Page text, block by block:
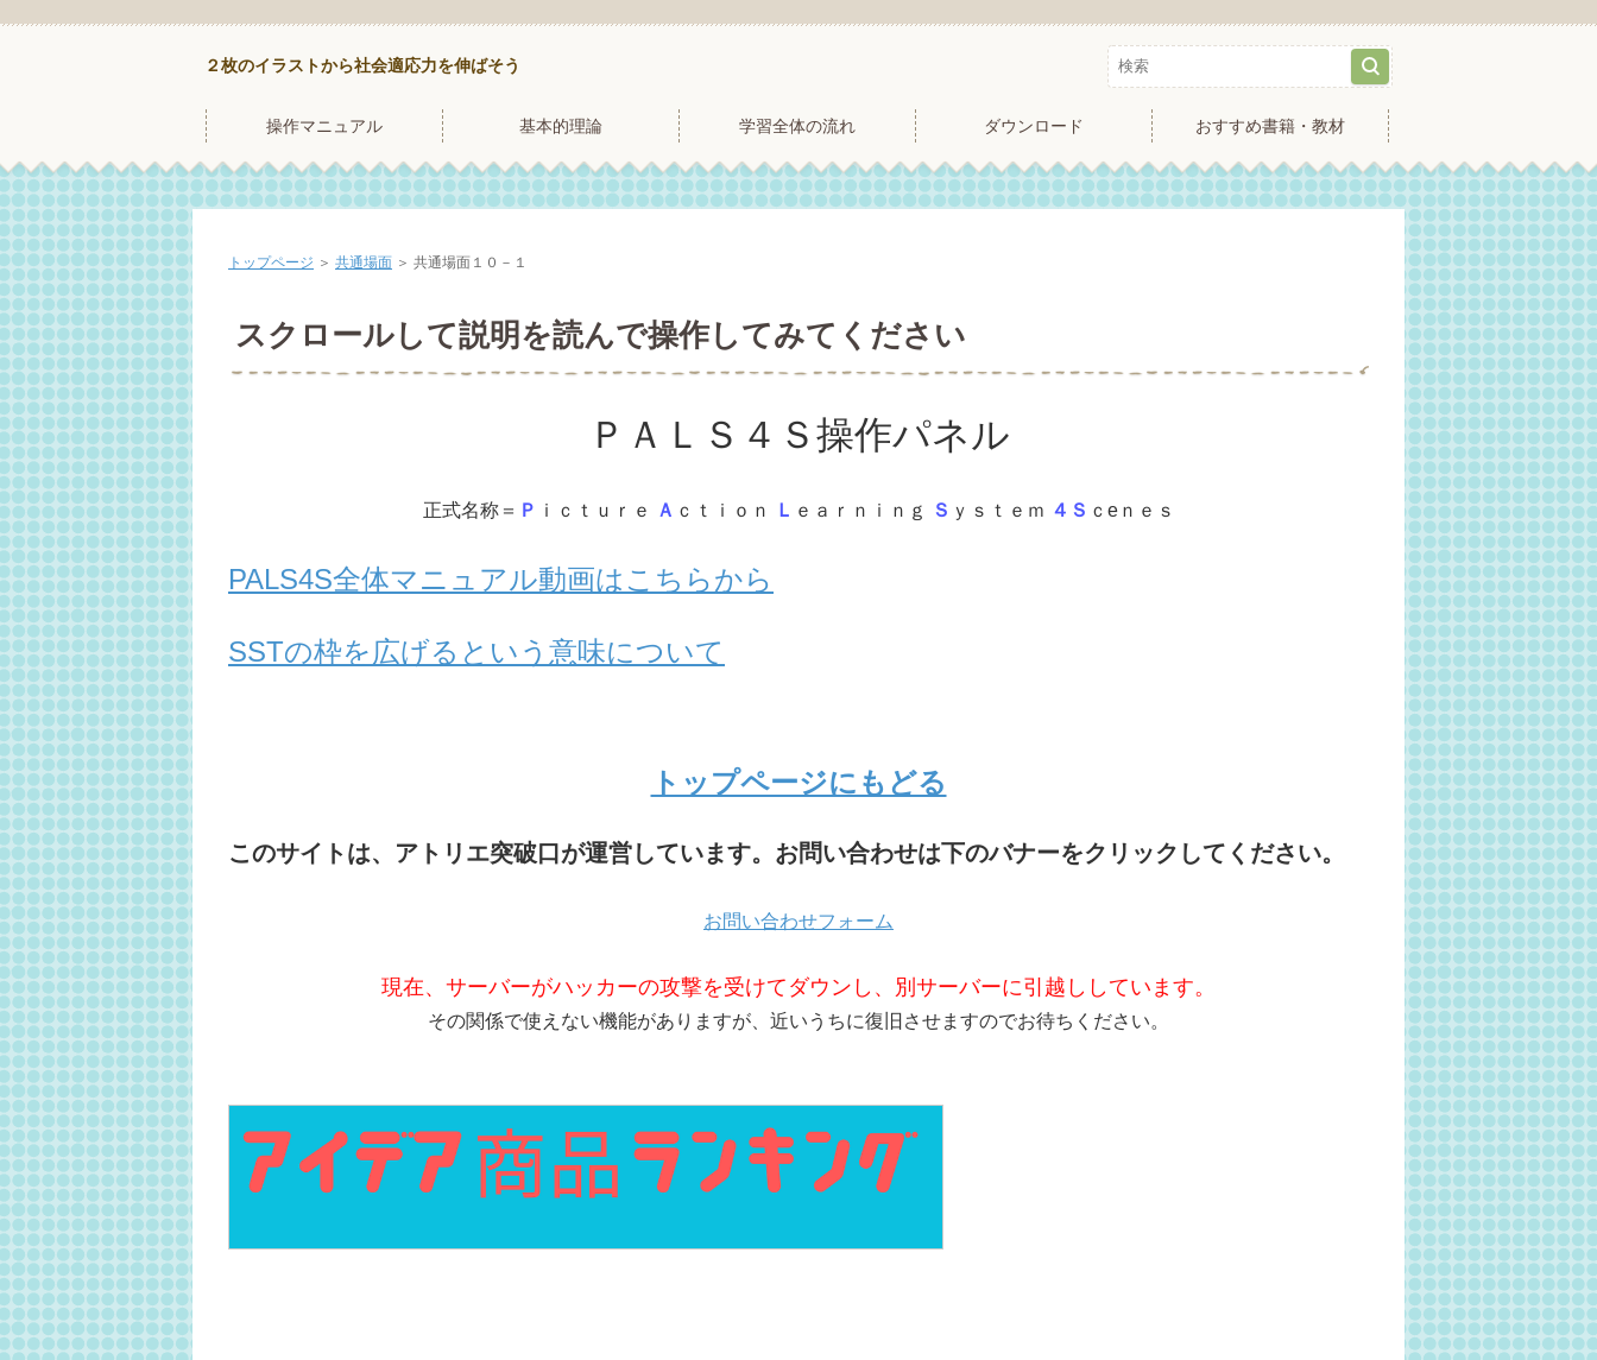
２枚のイラストから社会適応力を伸ばそう
操作マニュアル 基本的理論 学習全体の流れ ダウンロード おすすめ書籍・教材
トップページ ＞ 共通場面 ＞ 共通場面１０－１
スクロールして説明を読んで操作してみてください
ＰＡＬＳ４Ｓ操作パネル
正式名称＝ Ｐ ｉｃｔｕｒｅ Ａ ｃｔｉｏｎ Ｌ ｅａｒｎｉｎｇ Ｓ ｙｓｔｅｍ ４Ｓ ｃeｎｅｓ
PALS4S全体マニュアル動画はこちらから
SSTの枠を広げるという意味について
トップページにもどる
このサイトは、アトリエ突破口が運営しています。お問い合わせは下のバナーをクリックしてください。
お問い合わせフォーム
現在、サーバーがハッカーの攻撃を受けてダウンし、別サーバーに引越ししています。
その関係で使えない機能がありますが、近いうちに復旧させますのでお待ちください。